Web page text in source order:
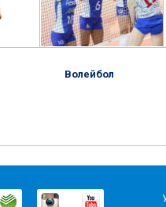
Волейбол